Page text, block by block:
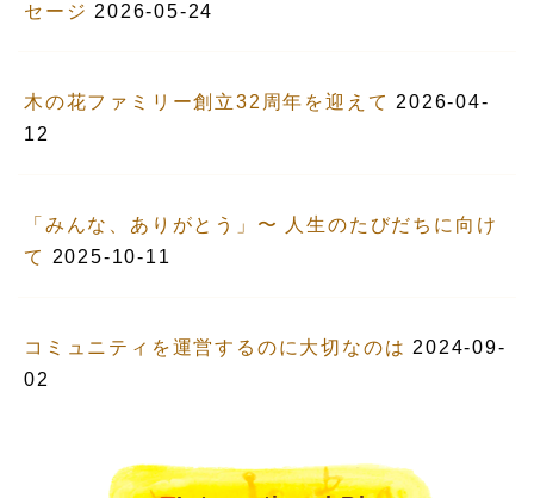
セージ 2026-05-24
木の花ファミリー創立32周年を迎えて 2026-04-
12
「みんな、ありがとう」〜 人生のたびだちに向け
て
2025-10-11
コミュニティを運営するのに大切なのは 2024-09-
02